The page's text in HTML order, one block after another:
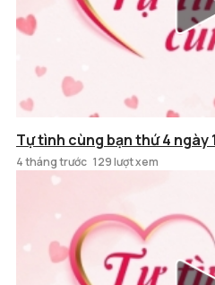
Tự tình cùng bạn thứ 4 ngày
4 tháng trước 129 lượt xem